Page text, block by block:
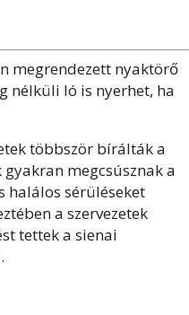
megrendezett nyaktörő
nélküli ló is nyerhet, ha
többször bírálták a
megcsúsznak a
halálos sérüléseket
a szervezetek
tettek a sienai